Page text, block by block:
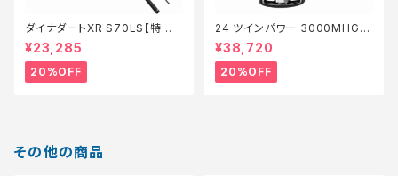
ダイナダートXR S70LS【特価
ロッド】【20】
¥23,285
20%OFF
24 ツインパワー 3000MHG
【特価リール】【20】
¥38,720
20%OFF
その他の商品